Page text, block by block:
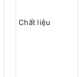
Chất liệu